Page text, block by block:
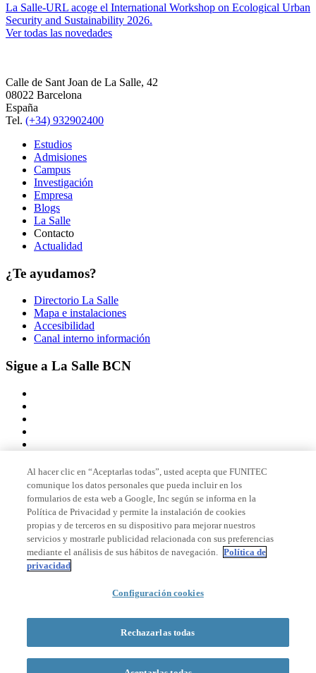
La Salle-URL acoge el International Workshop on Ecological Urban
Security and Sustainability 2026.
Ver todas las novedades
Calle de Sant Joan de La Salle, 42
08022 Barcelona
España
Tel. (+34) 932902400
Estudios
Admisiones
Campus
Investigación
Empresa
Blogs
La Salle
Contacto
Actualidad
¿Te ayudamos?
Directorio La Salle
Mapa e instalaciones
Accesibilidad
Canal interno información
Sigue a La Salle BCN
Miembro de
Acreditaciones
© 2026 La Salle Campus Barcelona - URL |
Formulario de búsqueda
Al hacer clic en “Aceptarlas todas”, usted acepta que FUNITEC
comunique los datos personales que pueda incluir en los
formularios de esta web a Google, Inc según se informa en la
Política de Privacidad y permite la instalación de cookies
propias y de terceros en su dispositivo para mejorar nuestros
servicios y mostrarle publicidad relacionada con sus preferencias
mediante el análisis de sus hábitos de navegación. Política de
privacidad
Configuración cookies
Rechazarlas todas